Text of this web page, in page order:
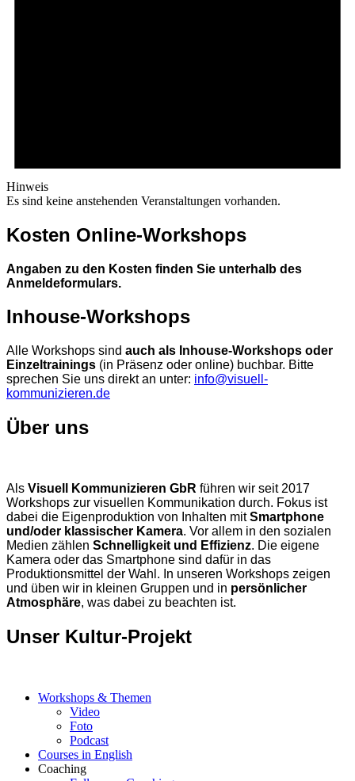
Hinweis
Es sind keine anstehenden Veranstaltungen vorhanden.
Kosten Online-Workshops
Angaben zu den Kosten finden Sie unterhalb des
Anmeldeformulars.
Inhouse-Workshops
Alle Workshops sind auch als Inhouse-Workshops oder
Einzeltrainings (in Präsenz oder online) buchbar. Bitte
sprechen Sie uns direkt an unter: info@visuell-
kommunizieren.de
Über uns
Als Visuell Kommunizieren GbR führen wir seit 2017
Workshops zur visuellen Kommunikation durch. Fokus ist
dabei die Eigenproduktion von Inhalten mitSmartphone
und/oder klassischer Kamera. Vor allem in den sozialen
Medien zählen Schnelligkeit und Effizienz. Die eigene
Kamera oder das Smartphone sind dafür in das
Produktionsmittel der Wahl. In unseren Workshops zeigen
und üben wir in kleinen Gruppen und in persönlicher
Atmosphäre, was dabei zu beachten ist.
Unser Kultur-Projekt
Workshops & Themen
Video
Foto
Podcast
Courses in English
Coaching